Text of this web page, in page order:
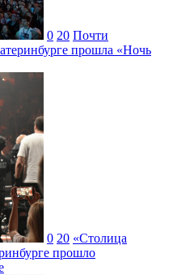
0 20 Почти
прошла «Ночь
0 20 «Столица
прошло